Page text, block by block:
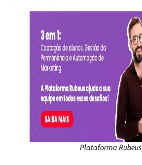
Plataforma Rubeus